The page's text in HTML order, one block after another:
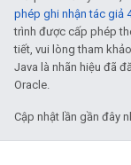
phép ghi nhận tác giả
trình được cấp phép
tiết, vui lòng tham khảo
Java là nhãn hiệu đã
Oracle.
Cập nhật lần gần đây